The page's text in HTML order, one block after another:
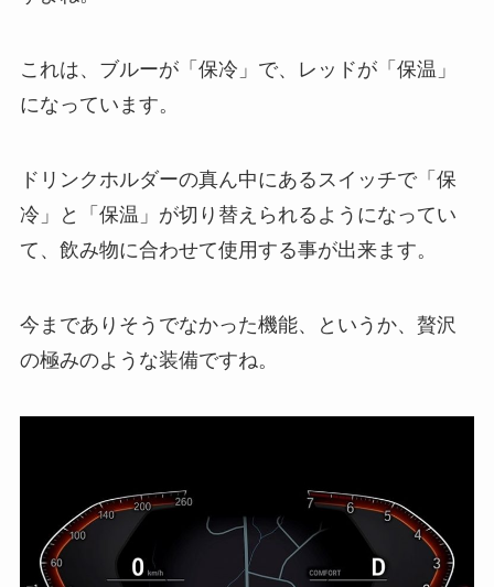
これは、ブルーが「保冷」で、レッドが「保温」
になっています。
ドリンクホルダーの真ん中にあるスイッチで「保
冷」と「保温」が切り替えられるようになってい
て、飲み物に合わせて使用する事が出来ます。
今までありそうでなかった機能、というか、贅沢
の極みのような装備ですね。